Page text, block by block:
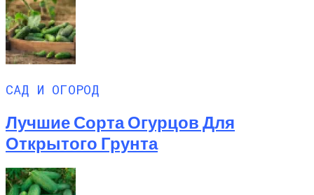
САД И ОГОРОД
Лучшие Сорта Огурцов Для
Открытого Грунта